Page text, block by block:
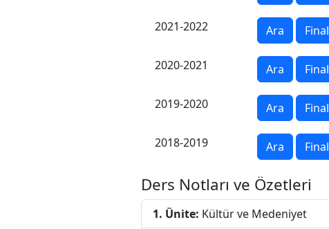
2021-2022 Ara Final
2020-2021 Ara Final
2019-2020 Ara Final
2018-2019 Ara Final
Ders Notları ve Özetleri
1. Ünite: Kültür ve Medeniyet